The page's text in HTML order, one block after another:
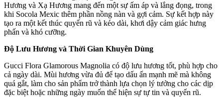
Hương và Xạ Hương mang đến một sự ấm áp và lắng đọng, trong
khi Socola Mexic thêm phần nồng nàn và gợi cảm. Sự kết hợp này
tạo ra một kết thúc quyến rũ và kéo dài, khơi dậy cảm giác hưng
phấn và khó cưỡng.
Độ Lưu Hương và Thời Gian Khuyên Dùng
Gucci Flora Glamorous Magnolia có độ lưu hương tốt, phù hợp cho
cả ngày dài. Mùi hương vừa đủ để tạo dấu ấn mạnh mẽ mà không
quá gắt, làm cho sản phẩm trở thành lựa chọn lý tưởng cho các dịp
đặc biệt hoặc những ngày muốn thể hiện sự tự tin và quyến rũ.